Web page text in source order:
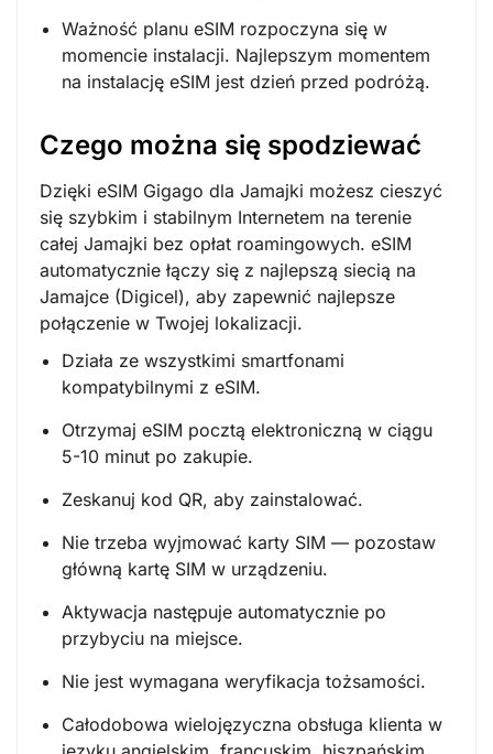
Ważność planu eSIM rozpoczyna się w
momencie instalacji. Najlepszym momentem
na instalację eSIM jest dzień przed podróżą.
Czego można się spodziewać
Dzięki eSIM Gigago dla Jamajki możesz cieszyć
się szybkim i stabilnym Internetem na terenie
całej Jamajki bez opłat roamingowych. eSIM
automatycznie łączy się z najlepszą siecią na
Jamajce (Digicel), aby zapewnić najlepsze
połączenie w Twojej lokalizacji.
Działa ze wszystkimi smartfonami
kompatybilnymi z eSIM.
Otrzymaj eSIM pocztą elektroniczną w ciągu
5-10 minut po zakupie.
Zeskanuj kod QR, aby zainstalować.
Nie trzeba wyjmować karty SIM — pozostaw
główną kartę SIM w urządzeniu.
Aktywacja następuje automatycznie po
przybyciu na miejsce.
Nie jest wymagana weryfikacja tożsamości.
Całodobowa wielojęzyczna obsługa klienta w